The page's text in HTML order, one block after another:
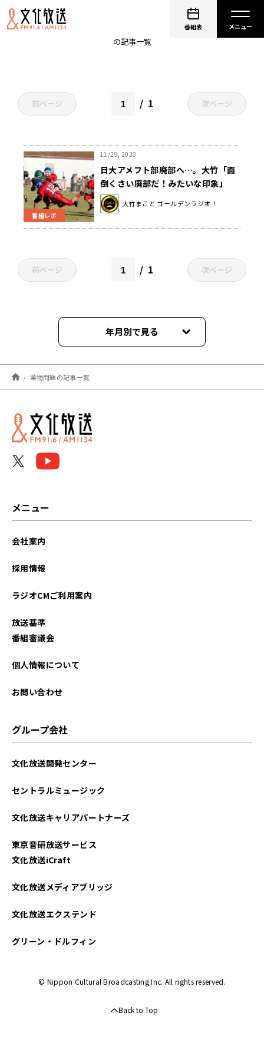
番組表
の記事一覧
前ページ 1 次ページ
番組レポ
11/29, 2023
日大アメフト部廃部へ…。大竹「面
倒くさい廃部だ！みたいな印象」
大竹まこと ゴールデンラジオ！
前ページ 1 次ページ
年月別で見る
2023年11月
薬物問題の記事一覧
メニュー
会社案内
採用情報
ラジオCMご利用案内
放送基準
番組審議会
個人情報について
お問い合わせ
グループ会社
文化放送開発センター
セントラルミュージック
文化放送キャリアパートナーズ
東京音研放送サービス
文化放送iCraft
文化放送メディアブリッジ
文化放送エクステンド
グリーン・ドルフィン
© Nippon Cultural Broadcasting Inc. All rights reserved.
Back to Top